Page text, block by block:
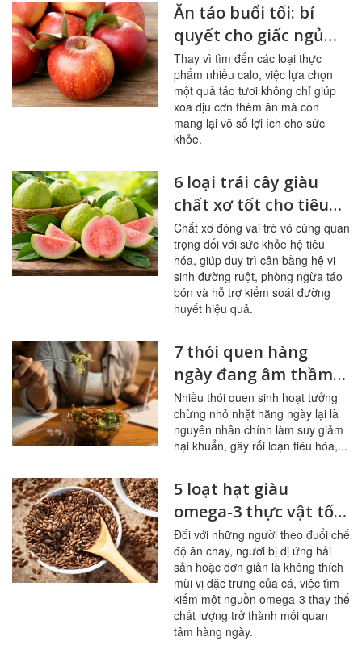
Ăn táo buổi tối: bí
quyết cho giấc ngủ
ngon, hệ tiêu hóa
khỏe mạnh
Thay vì tìm đến các loại thực
phẩm nhiều calo, việc lựa chọn
một quả táo tươi không chỉ giúp
xoa dịu cơn thèm ăn mà còn
mang lại vô số lợi ích cho sức
khỏe.
6 loại trái cây giàu
chất xơ tốt cho tiêu
hóa, đường huyết
Chất xơ đóng vai trò vô cùng quan
trọng đối với sức khỏe hệ tiêu
hóa, giúp duy trì cân bằng hệ vi
sinh đường ruột, phòng ngừa táo
bón và hỗ trợ kiểm soát đường
huyết hiệu quả.
7 thói quen hàng
ngày đang âm thầm
tàn phá đường ruột
Nhiều thói quen sinh hoạt tưởng
chừng nhỏ nhặt hằng ngày lại là
nguyên nhân chính làm suy giảm
hại khuẩn, gây rối loạn tiêu hóa,...
5 loạt hạt giàu
omega-3 thực vật tốt
nhất cho người ít ăn
cá
Đối với những người theo đuổi chế
độ ăn chay, người bị dị ứng hải
sản hoặc đơn giản là không thích
mùi vị đặc trưng của cá, việc tìm
kiếm một nguồn omega-3 thay thế
chất lượng trở thành mối quan
tâm hàng ngày.